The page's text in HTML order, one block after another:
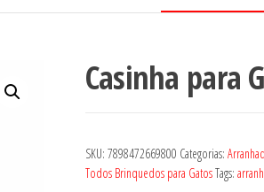
Casinha para
SKU: 7898472669800 Categorias:
Todos Brinquedos para GatosTags: